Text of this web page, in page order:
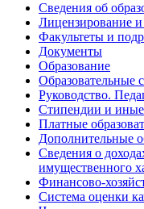
Сведения об
Лицензирование и
Факультеты и
Документы
Образование
Образовательные
Руководство.
Стипендии и
Платные
Дополнительные
Сведения о
имущественного
Финансово-
Система оценки